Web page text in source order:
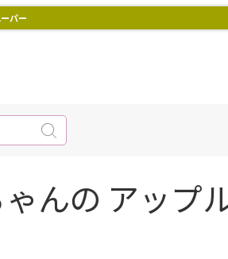
パー
んの アップ